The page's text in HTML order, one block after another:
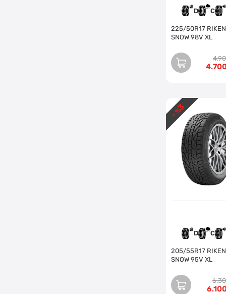
D C
225/50R17 RIKEN
SNOW 98V XL
D C
205/55R17 RIKEN
SNOW 95V XL
- %
3